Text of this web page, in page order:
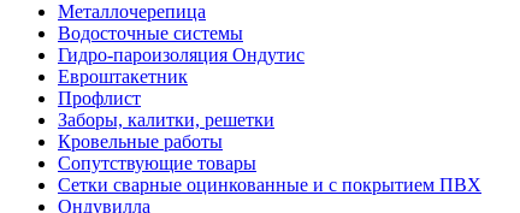
Металлочерепица
Водосточные системы
Гидро-пароизоляция Ондутис
Евроштакетник
Профлист
Заборы, калитки, решетки
Кровельные работы
Сопутствующие товары
Сетки сварные оцинкованные и с покрытием ПВХ
Ондувилла